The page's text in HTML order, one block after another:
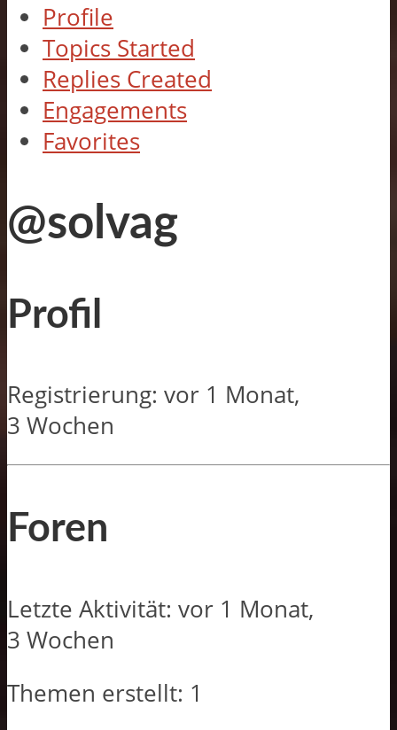
Profile
Topics Started
Replies Created
Engagements
Favorites
@solvag
Profil
Registrierung: vor 1 Monat,
3 Wochen
Foren
Letzte Aktivität: vor 1 Monat,
3 Wochen
Themen erstellt: 1